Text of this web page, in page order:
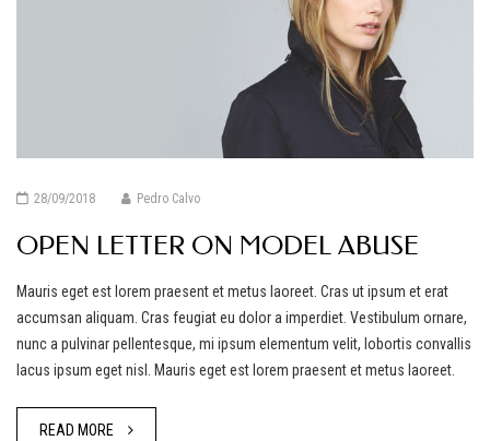
28/09/2018 Pedro Calvo
OPEN LETTER ON MODEL ABUSE
Mauris eget est lorem praesent et metus laoreet. Cras ut ipsum et erat
accumsan aliquam. Cras feugiat eu dolor a imperdiet. Vestibulum ornare,
nunc a pulvinar pellentesque, mi ipsum elementum velit, lobortis convallis
lacus ipsum eget nisl. Mauris eget est lorem praesent et metus laoreet.
READ MORE